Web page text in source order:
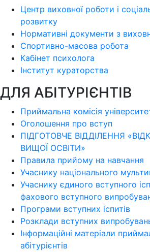
Центр виховної роботи і
розвитку
Нормативні документи з
Спортивно-масова робота
Кабінет психолога
Інститут кураторства
ДЛЯ АБІТУРІЄНТІВ
Приймальна комісія
Оголошення про вступ
ПІДГОТОВЧЕ ВІДДІЛЕННЯ
ВИЩОЇ ОСВІТИ»
Правила прийому на навчання
Учаснику національного
Учаснику єдиного вступного
фахового вступного
Програми вступних іспитів
Розклади вступних
Інформаційні матеріали
абітурієнтів